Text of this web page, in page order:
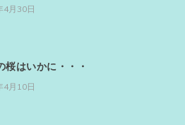
4月30日
桜はいかに・・・
4月10日